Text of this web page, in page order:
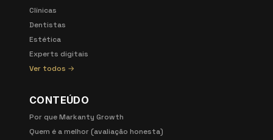
Clínicas
Dentistas
Estética
Experts digitais
Ver todos →
CONTEÚDO
Por que Markanty Growth
Quem é a melhor (avaliação honesta)